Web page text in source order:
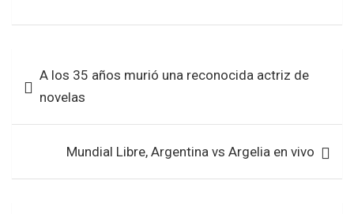
ce
o
o
k
tt at
A
p
ar
de A los 35 años murió una reconocida actriz de
novelas
Mundial Libre, Argentina vs Argelia en vivo